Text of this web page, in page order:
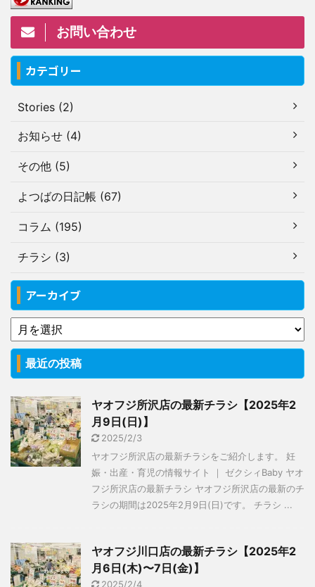
お問い合わせ
カテゴリー
Stories (2)
お知らせ (4)
その他 (5)
よつばの日記帳 (67)
コラム (195)
チラシ (3)
アーカイブ
最近の投稿
ヤオフジ所沢店の最新チラシ【2025年2
月9日(日)】
2025/2/3
ヤオフジ所沢店の最新チラシをご紹介します。 妊
娠・出産・育児の情報サイト ｜ ゼクシィBaby ヤオ
フジ所沢店の最新チラシ ヤオフジ所沢店の最新のチ
ラシの期間は2025年2月9日(日)です。 チラシ ...
ヤオフジ川口店の最新チラシ【2025年2
月6日(木)〜7日(金)】
2025/2/4